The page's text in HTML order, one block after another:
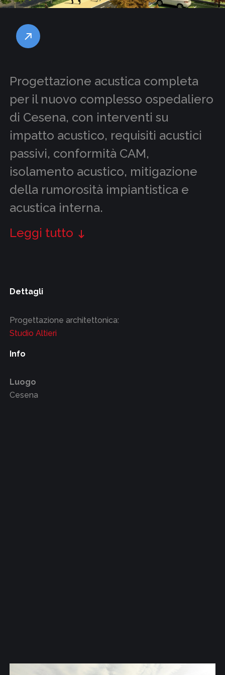
Progettazione acustica completa
per il nuovo complesso ospedaliero
di Cesena, con interventi su
impatto acustico, requisiti acustici
passivi, conformità CAM,
isolamento acustico, mitigazione
della rumorosità impiantistica e
acustica interna.
Leggi tutto
Dettagli
Progettazione architettonica:
Studio Altieri
Info
Luogo
Cesena